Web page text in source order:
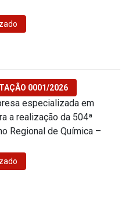
0001/2026
especializada em
a realização da 504ª
Regional de Química –